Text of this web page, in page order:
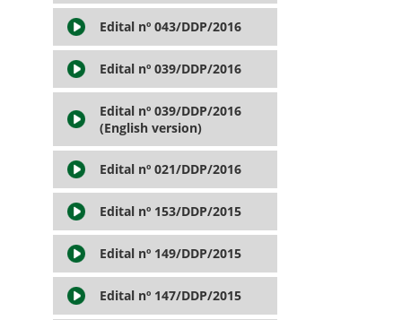
Edital nº 043/DDP/2016
Edital nº 039/DDP/2016
Edital nº 039/DDP/2016
(English version)
Edital nº 021/DDP/2016
Edital nº 153/DDP/2015
Edital nº 149/DDP/2015
Edital nº 147/DDP/2015